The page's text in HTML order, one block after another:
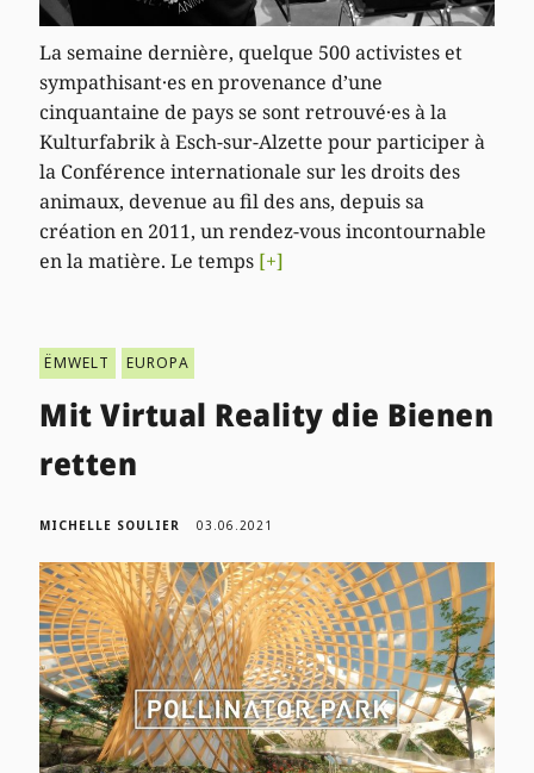
La semaine dernière, quelque 500 activistes et
sympathisant·es en provenance d’une
cinquantaine de pays se sont retrouvé·es à la
Kulturfabrik à Esch-sur-Alzette pour participer à
la Conférence internationale sur les droits des
animaux, devenue au fil des ans, depuis sa
création en 2011, un rendez-vous incontournable
en la matière. Le temps [+]
ËMWELT EUROPA
Mit Virtual Reality die Bienen
retten
MICHELLE SOULIER 03.06.2021